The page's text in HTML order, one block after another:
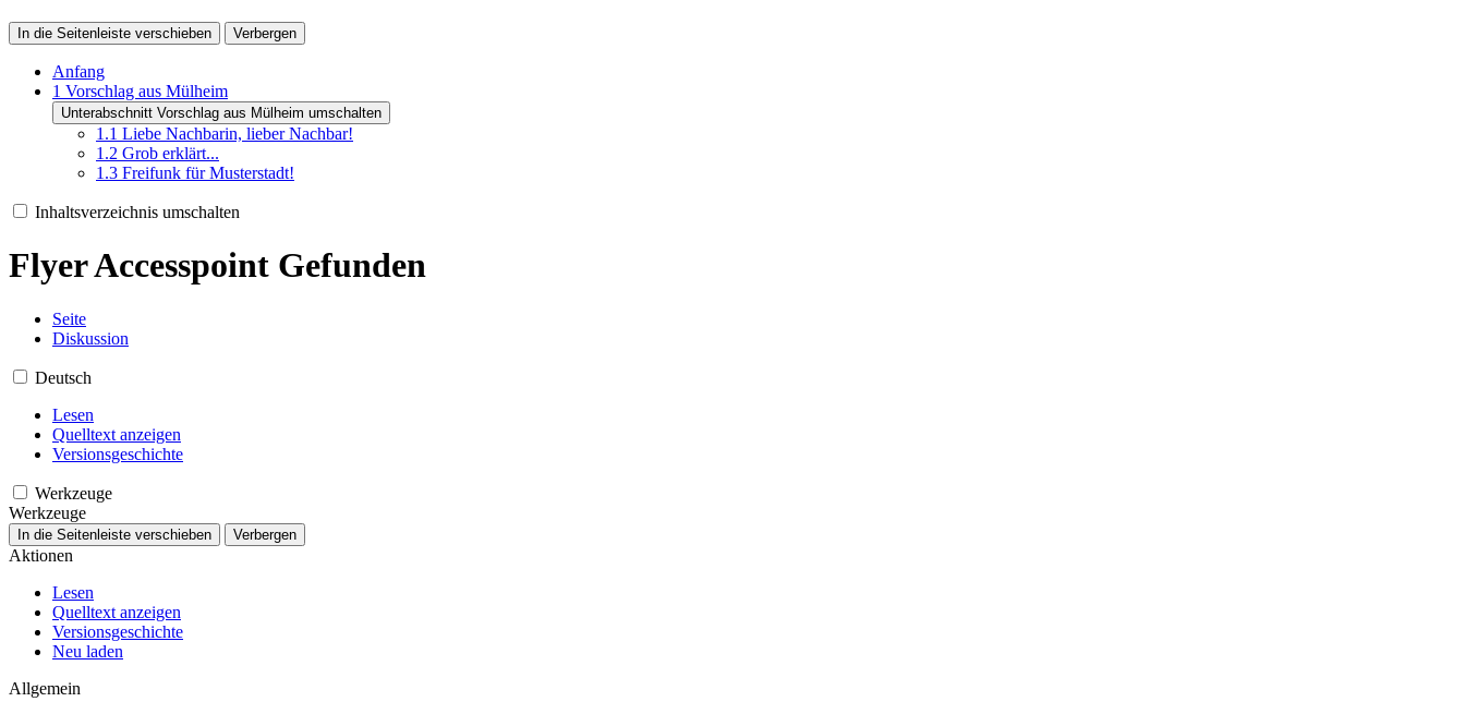
In die Seitenleiste verschieben Verbergen
Anfang
1 Vorschlag aus Mülheim
Unterabschnitt Vorschlag aus Mülheim umschalten
1.1 Liebe Nachbarin, lieber Nachbar!
1.2 Grob erklärt...
1.3 Freifunk für Musterstadt!
Inhaltsverzeichnis umschalten
Flyer Accesspoint Gefunden
Seite
Diskussion
Deutsch
Lesen
Quelltext anzeigen
Versionsgeschichte
Werkzeuge
Werkzeuge
In die Seitenleiste verschieben Verbergen
Aktionen
Lesen
Quelltext anzeigen
Versionsgeschichte
Neu laden
Allgemein